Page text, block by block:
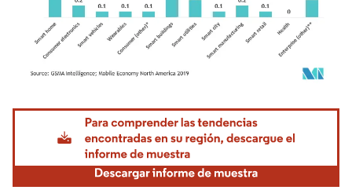
Imagen © Mordor Intelligence. El uso requiere atribución según CC BY 4.0.